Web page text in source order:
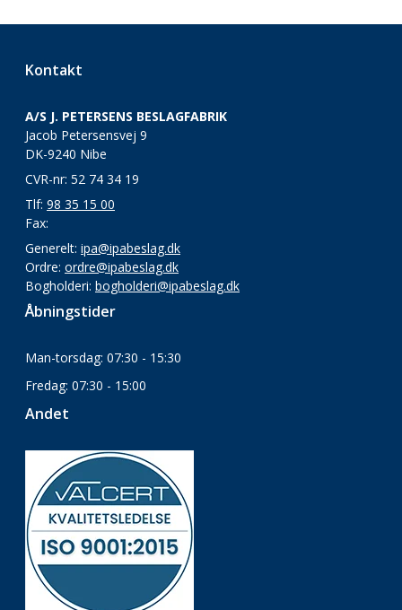
Kontakt
A/S J. PETERSENS BESLAGFABRIK
Jacob Petersensvej 9
DK-9240 Nibe
CVR-nr: 52 74 34 19
Tlf: 98 35 15 00
Fax:
Generelt: ipa@ipabeslag.dk
Ordre: ordre@ipabeslag.dk
Bogholderi: bogholderi@ipabeslag.dk
Åbningstider
Man-torsdag: 07:30 - 15:30
Fredag: 07:30 - 15:00
Andet